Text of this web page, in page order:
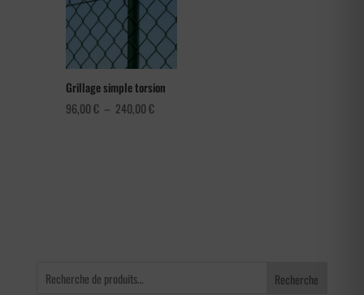
Grillage simple torsion
96,00€ – 240,00€Plage
Recherche